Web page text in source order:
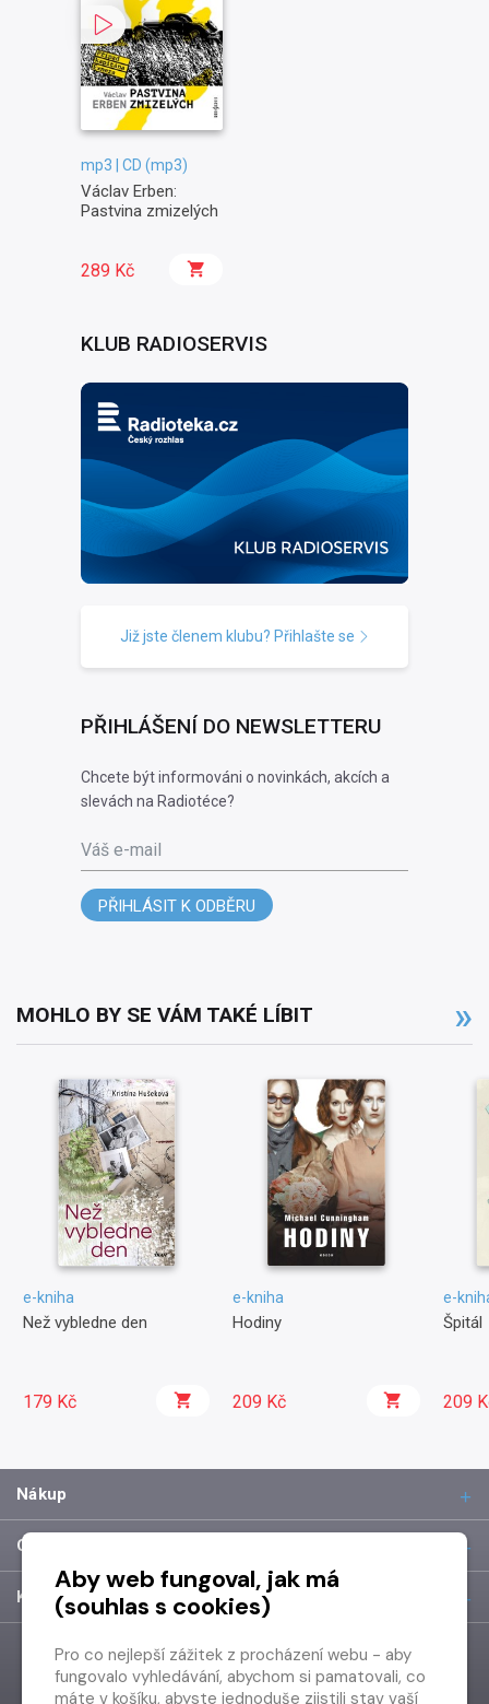
mp3 | CD (mp3)
Václav Erben:
Pastvina zmizelých
289 Kč
KLUB RADIOSERVIS
Již jste členem klubu? Přihlašte se
PŘIHLÁŠENÍ DO NEWSLETTERU
Chcete být informováni o novinkách, akcích a
slevách na Radiotéce?
Váš e-mail
PŘIHLÁSIT K ODBĚRU
MOHLO BY SE VÁM TAKÉ LÍBIT
e-kniha
Než vybledne den
179 Kč
e-kniha
Hodiny
209 Kč
e-
Špitál
209
Nákup
O společnosti
Kontakt
Aby web fungoval, jak má
(souhlas s cookies)
Pro co nejlepší zážitek z procházení webu - aby
fungovalo vyhledávání, abychom si pamatovali, co
máte v košíku, abyste jednoduše zjistili stav vaší